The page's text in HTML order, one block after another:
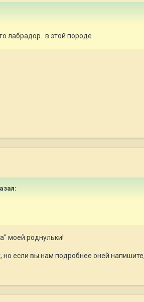
лабрадор...в этой породе
моей роднульки!
но если вы нам подробнее оней